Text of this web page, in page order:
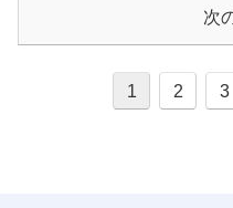
次
1 2 3